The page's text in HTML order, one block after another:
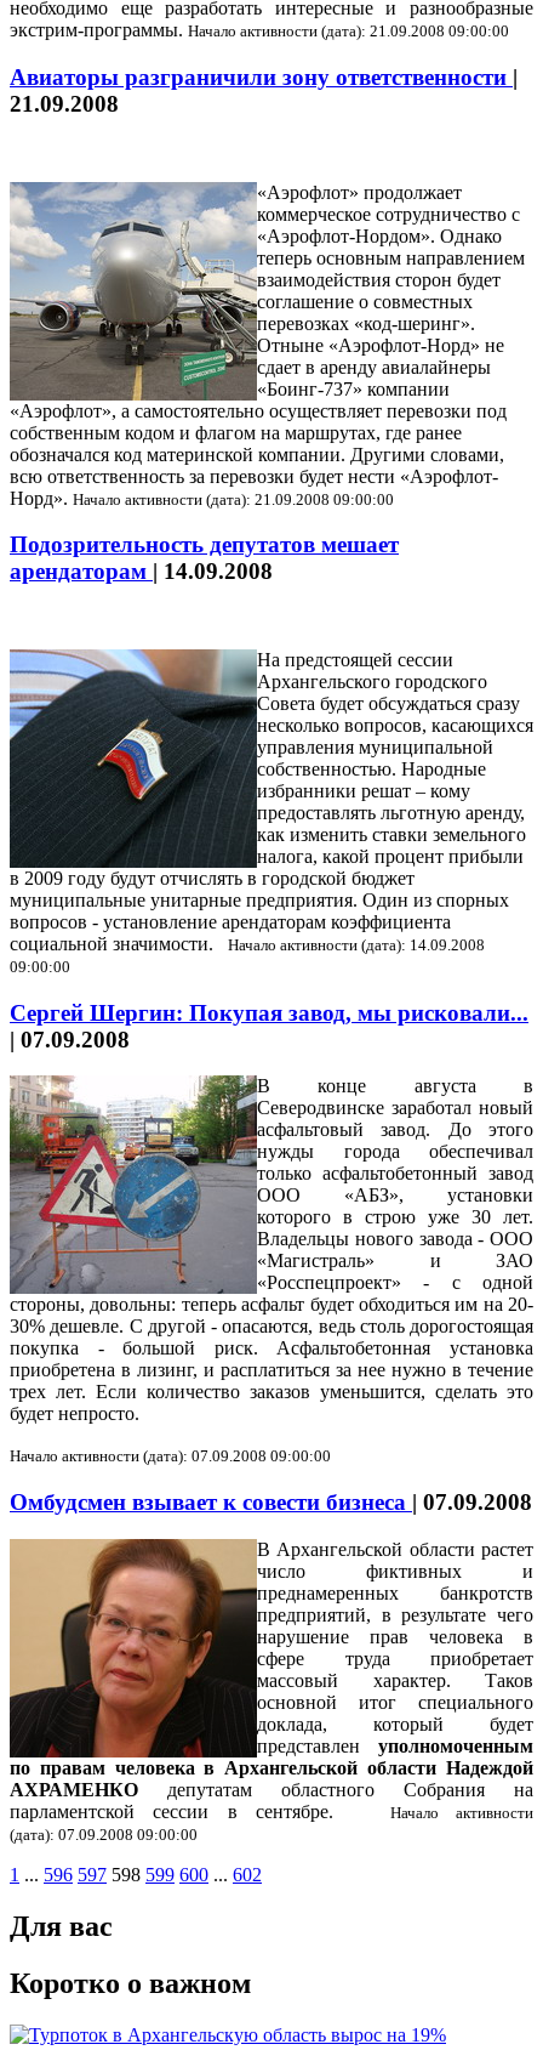
необходимо еще разработать интересные и разнообразные
экстрим-программы. Начало активности (дата): 21.09.2008 09:00:00
Авиаторы разграничили зону ответственности |
21.09.2008
«Аэрофлот» продолжает
коммерческое сотрудничество с
«Аэрофлот-Нордом». Однако
теперь основным направлением
взаимодействия сторон будет
соглашение о совместных
перевозках «код-шеринг».
Отныне «Аэрофлот-Норд» не
сдает в аренду авиалайнеры
«Боинг-737» компании
«Аэрофлот», а самостоятельно осуществляет перевозки под
собственным кодом и флагом на маршрутах, где ранее
обозначался код материнской компании. Другими словами,
всю ответственность за перевозки будет нести «Аэрофлот-
Норд». Начало активности (дата): 21.09.2008 09:00:00
Подозрительность депутатов мешает
арендаторам | 14.09.2008
На предстоящей сессии
Архангельского городского
Совета будет обсуждаться сразу
несколько вопросов, касающихся
управления муниципальной
собственностью. Народные
избранники решат – кому
предоставлять льготную аренду,
как изменить ставки земельного
налога, какой процент прибыли
в 2009 году будут отчислять в городской бюджет
муниципальные унитарные предприятия. Один из спорных
вопросов - установление арендаторам коэффициента
социальной значимости. Начало активности (дата): 14.09.2008
09:00:00
Сергей Шергин: Покупая завод, мы рисковали...
| 07.09.2008
В конце августа в
Северодвинске заработал новый
асфальтовый завод. До этого
нужды города обеспечивал
только асфальтобетонный завод
ООО «АБЗ», установки
которого в строю уже 30 лет.
Владельцы нового завода - ООО
«Магистраль» и ЗАО
«Росспецпроект» - с одной
стороны, довольны: теперь асфальт будет обходиться им на 20-
30% дешевле. С другой - опасаются, ведь столь дорогостоящая
покупка - большой риск. Асфальтобетонная установка
приобретена в лизинг, и расплатиться за нее нужно в течение
трех лет. Если количество заказов уменьшится, сделать это
будет непросто.
Начало активности (дата): 07.09.2008 09:00:00
Омбудсмен взывает к совести бизнеса | 07.09.2008
В Архангельской области растет
число фиктивных и
преднамеренных банкротств
предприятий, в результате чего
нарушение прав человека в
сфере труда приобретает
массовый характер. Таков
основной итог специального
доклада, который будет
представлен уполномоченным
по правам человека в Архангельской области Надеждой
АХРАМЕНКО депутатам областного Собрания на
парламентской сессии в сентябре. Начало активности
(дата): 07.09.2008 09:00:00
1 ... 596 597 598 599 600 ... 602
Для вас
Коротко о важном